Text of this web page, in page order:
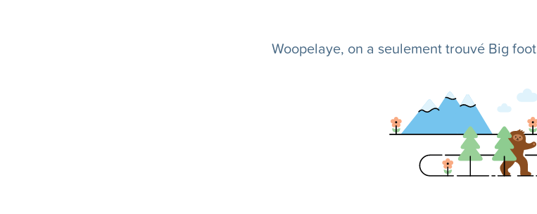
Woopelaye, on a seulement trouvé Big